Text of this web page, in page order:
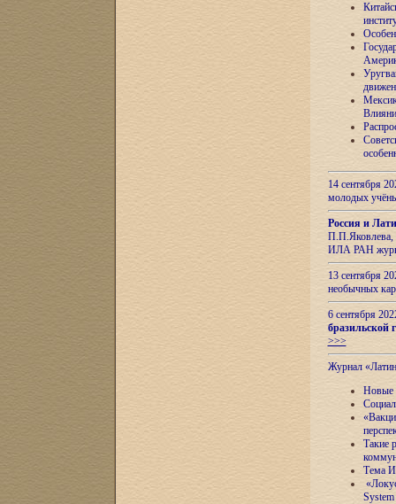
14 сентября
молодых
Россия и
П.П.Яковлева,
ИЛА РАН
13 сентября
необычных
6 сентября
бразильской
>>>
Журнал
Новые
Такие
Тема